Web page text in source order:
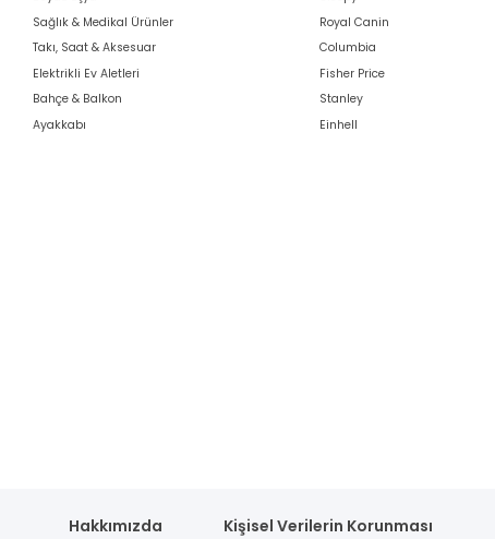
Sağlık & Medikal Ürünler
Takı, Saat & Aksesuar
Elektrikli Ev Aletleri
Bahçe & Balkon
Ayakkabı
Royal Canin
Columbia
Fisher Price
Stanley
Einhell
Hakkımızda Kişisel Verilerin Korunması